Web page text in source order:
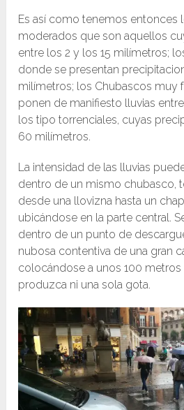
Es así como tenemos entonces
moderados que son aquellos
entre los 2 y los 15 milímetros;
donde se presentan
milímetros; los Chubascos muy
ponen de manifiesto lluvias
los tipo torrenciales, cuyas
60 milímetros.
La intensidad de las lluvias
dentro de un mismo chubasco,
desde una llovizna hasta un
ubicándose en la parte central.
dentro de un punto de
nubosa contentiva de una gran
colocándose a unos 100 metros
produzca ni una sola gota.